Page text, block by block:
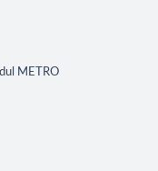
METRO